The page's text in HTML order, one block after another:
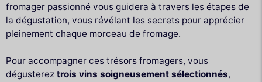
fromager passionné vous guidera à travers les étapes de
la dégustation, vous révélant les secrets pour apprécier
pleinement chaque morceau de fromage.
Pour accompagner ces trésors fromagers, vous
dégusterez trois vins soigneusement sélectionnés,